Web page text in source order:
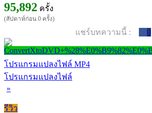
95,892 ครั้ง
(สัปดาห์ก่อน 0 ครั้ง)
แชร์บทความนี้ : 0
โปรแกรมแปลงไฟล์ MP4
โปรแกรมแปลงไฟล์
»
รีวิว